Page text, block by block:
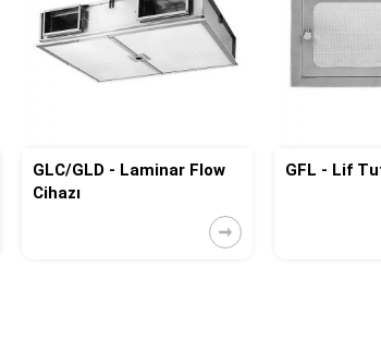
GLC/GLD - Laminar Flow
Cihazı
GFL - Lif